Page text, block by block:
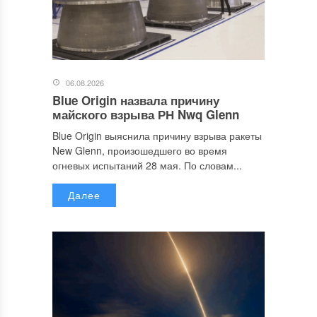
06.08.2026
Blue Origin назвала причину
майского взрыва РН Nwq Glenn
Blue Origin выяснила причину взрыва ракеты
New Glenn, произошедшего во время
огневых испытаний 28 мая. По словам...
Далее